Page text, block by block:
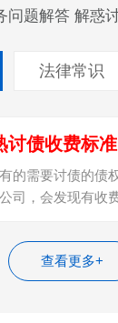
问题解答 解惑
法律常识
的需要讨债的债
司，会发现有收
查看更多+